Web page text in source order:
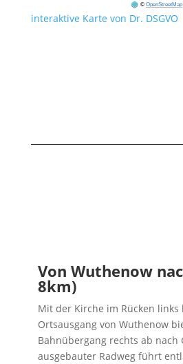
©OpenStreetMap
interaktive Karte von Dr. DSGVO
Von Wuthenow
8km)
Mit der Kirche im Rücken links
Ortsausgang von Wuthenow
Bahnübergang rechts ab nach
ausgebauter Radweg führt